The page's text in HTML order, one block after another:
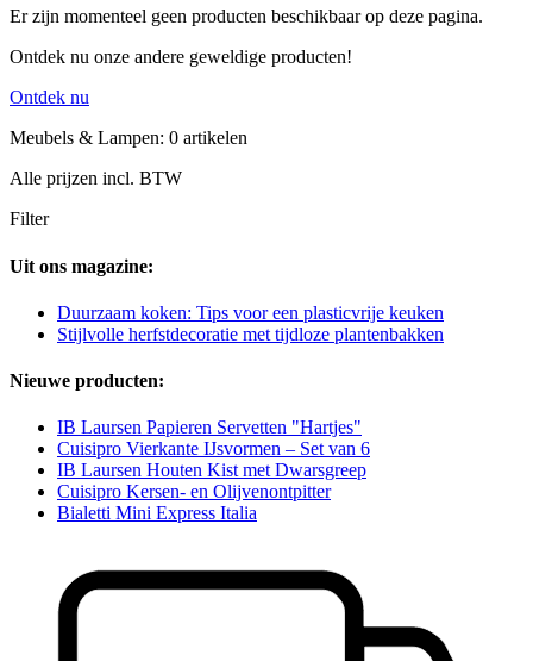
Er zijn momenteel geen producten beschikbaar op deze pagina.
Ontdek nu onze andere geweldige producten!
Ontdek nu
Meubels & Lampen: 0 artikelen
Alle prijzen incl. BTW
Filter
Uit ons magazine:
Duurzaam koken: Tips voor een plasticvrije keuken
Stijlvolle herfstdecoratie met tijdloze plantenbakken
Nieuwe producten:
IB Laursen Papieren Servetten "Hartjes"
Cuisipro Vierkante IJsvormen – Set van 6
IB Laursen Houten Kist met Dwarsgreep
Cuisipro Kersen- en Olijvenontpitter
Bialetti Mini Express Italia